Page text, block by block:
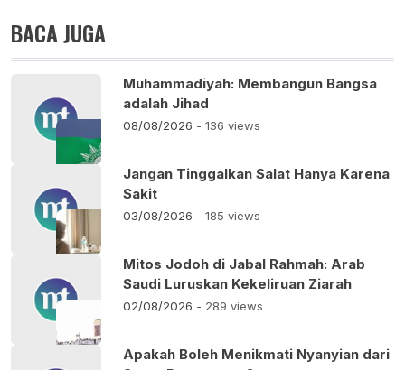
BACA JUGA
Muhammadiyah: Membangun Bangsa
adalah Jihad
08/08/2026 - 136 views
Jangan Tinggalkan Salat Hanya Karena
Sakit
03/08/2026 - 185 views
Mitos Jodoh di Jabal Rahmah: Arab
Saudi Luruskan Kekeliruan Ziarah
02/08/2026 - 289 views
Apakah Boleh Menikmati Nyanyian dari